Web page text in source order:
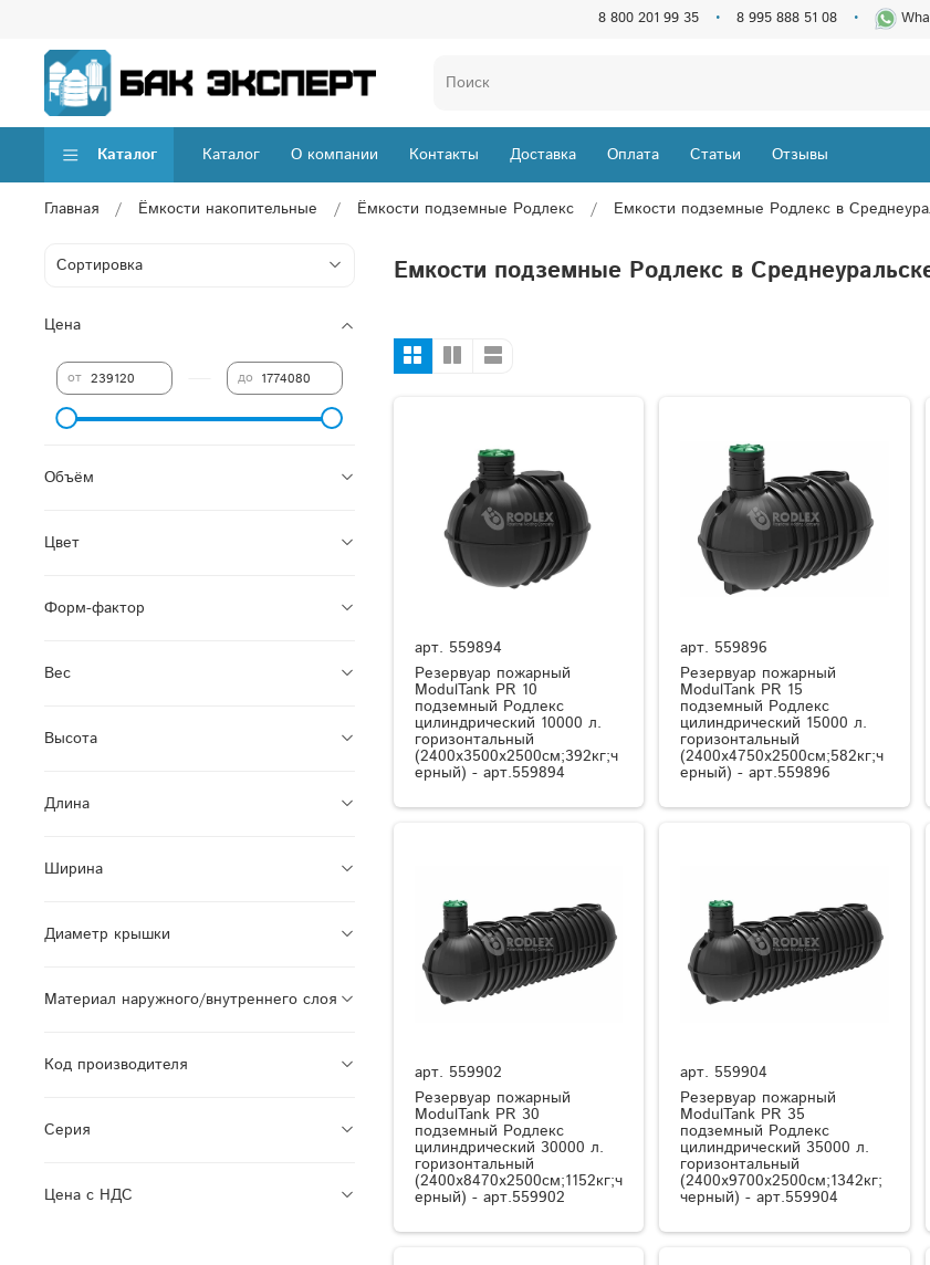
8 800 201 99 35 8 995 888 51 08
Каталог Каталог О компании Контакты Доставка Оплата Статьи Отзывы
Главная Ёмкости накопительные Ёмкости подземные Родлекс Емкости подземные Родлекс в
Емкости подземные Родлекс в
арт. 559894
Резервуар пожарный
ModulTank PR 10
подземный Родлекс
цилиндрический 10000 л.
горизонтальный
(2400x3500x2500см;392кг;ч
ерный) - арт.559894
арт. 559896
Резервуар пожарный
ModulTank PR 15
подземный Родлекс
цилиндрический 15000 л.
горизонтальный
(2400x4750x2500см;582кг;ч
ерный) - арт.559896
арт. 559902
Резервуар пожарный
ModulTank PR 30
подземный Родлекс
цилиндрический 30000 л.
горизонтальный
(2400x8470x2500см;1152кг;ч
ерный) - арт.559902
арт. 559904
Резервуар пожарный
ModulTank PR 35
подземный Родлекс
цилиндрический 35000 л.
горизонтальный
(2400x9700x2500см;1342кг;
черный) - арт.559904
Цена
от до
Объём
Цвет
Форм-фактор
Вес
Высота
Длина
Ширина
Диаметр крышки
Материал наружного/внутреннего слоя
Код производителя
Серия
Цена с НДС